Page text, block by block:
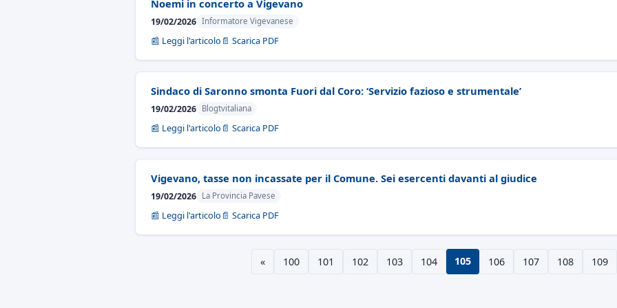
Noemi in concerto a Vigevano
19/02/2026 Informatore Vigevanese
📰 Leggi l'articolo 📄 Scarica PDF
Sindaco di Saronno smonta Fuori dal Coro: ‘Servizio fazioso e strumentale’
19/02/2026 Blogtvitaliana
📰 Leggi l'articolo 📄 Scarica PDF
Vigevano, tasse non incassate per il Comune. Sei esercenti davanti al giudice
19/02/2026 La Provincia Pavese
📰 Leggi l'articolo 📄 Scarica PDF
« 100 101 102 103 104 105 106 107 108 109